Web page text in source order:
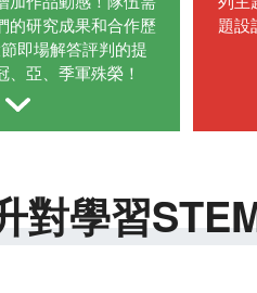
的研究成果和合作歷
即場解答評判的提
、亞、季軍殊榮！
題設
對學習